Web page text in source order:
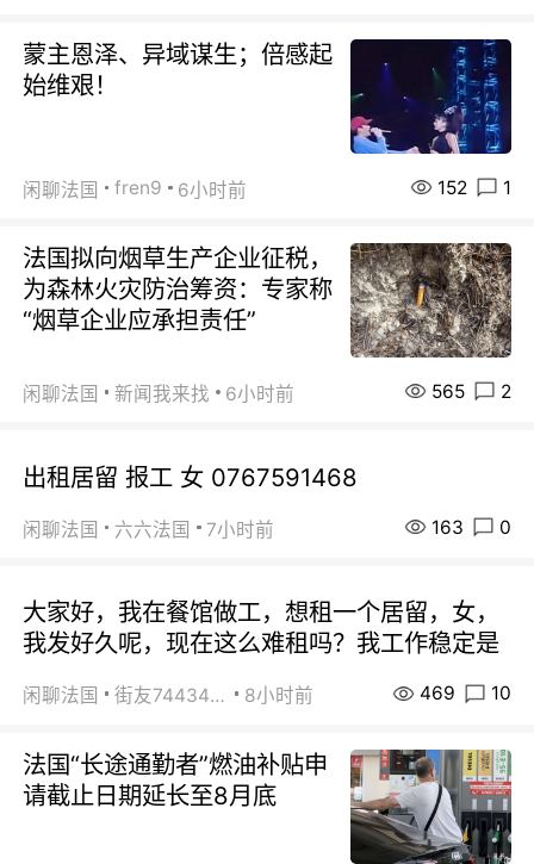
蒙主恩泽、异域谋生；倍感起
始维艰！
闲聊法国 fren9 6小时前 152 1
法国拟向烟草生产企业征税，
为森林火灾防治筹资：专家称
“烟草企业应承担责任”
闲聊法国 新闻我来找 6小时前 565 2
出租居留 报工 女 0767591468
闲聊法国 六六法国 7小时前 163 0
大家好，我在餐馆做工，想租一个居留，女，
我发好久呢，现在这么难租吗？我工作稳定是
闲聊法国 街友74434350 8小时前 469 10
法国“长途通勤者”燃油补贴申
请截止日期延长至8月底